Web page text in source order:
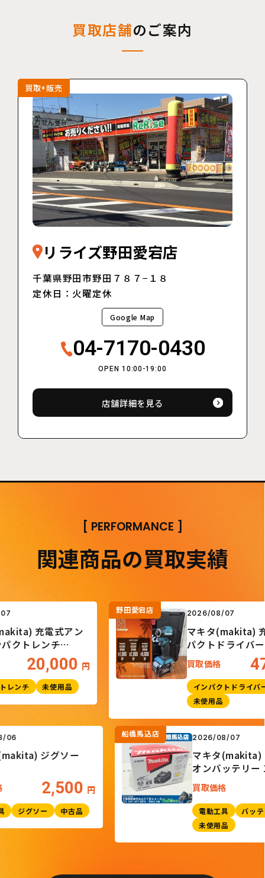
買取店舗のご案内
買取+販売
リライズ野田愛宕店
千葉県野田市野田７８７−１８
定休日：火曜定休
Google Map
04-7170-0430
OPEN 10:00-19:00
店舗詳細を見る
[ PERFORMANCE ]
関連商品の買取実績
充電式アン
トレンチ
20,000 円
チ 未使用品
野田愛宕店 2026/08/07
マキタ(makita) 充電
パクトドライバー
TD005GRDX
買取価格
インパクトドライバー
未使用品
08/06
タ(makita) ジグソー
格 2,500
工具 ジグソー 中古品
船橋馬込店 2026/08/07
マキタ
オンバッテ
BL1860B
買取価格
電動工具
未使用品